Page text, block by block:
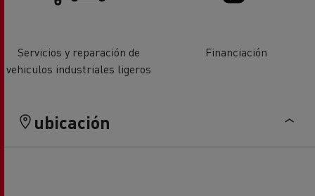
Servicios y reparación de
vehiculos industriales ligeros
Financiación
ubicación